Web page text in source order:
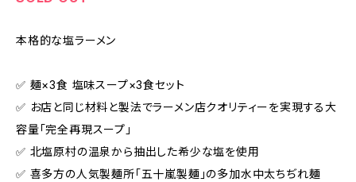
本格的な塩ラーメン
✅️ 麺×3食 塩味スープ×3食セット
✅️ お店と同じ材料と製法でラーメン店クオリティーを実現する大
容量「完全再現スープ」
✅️ 北塩原村の温泉から抽出した希少な塩を使用
✅️ 喜多方の人気製麺所「五十嵐製麺」の多加水中太ちぢれ麺